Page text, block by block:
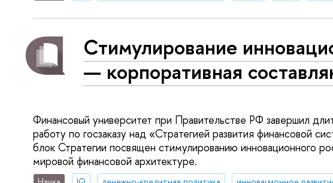
Стимулирование
— корпоративная
Финансовый университет при Правительстве РФ завершил
работу по госзаказу над «Стратегией развития финансовой
блок Стратегии посвящен стимулированию инновационного
мировой финансовой архитектуре.